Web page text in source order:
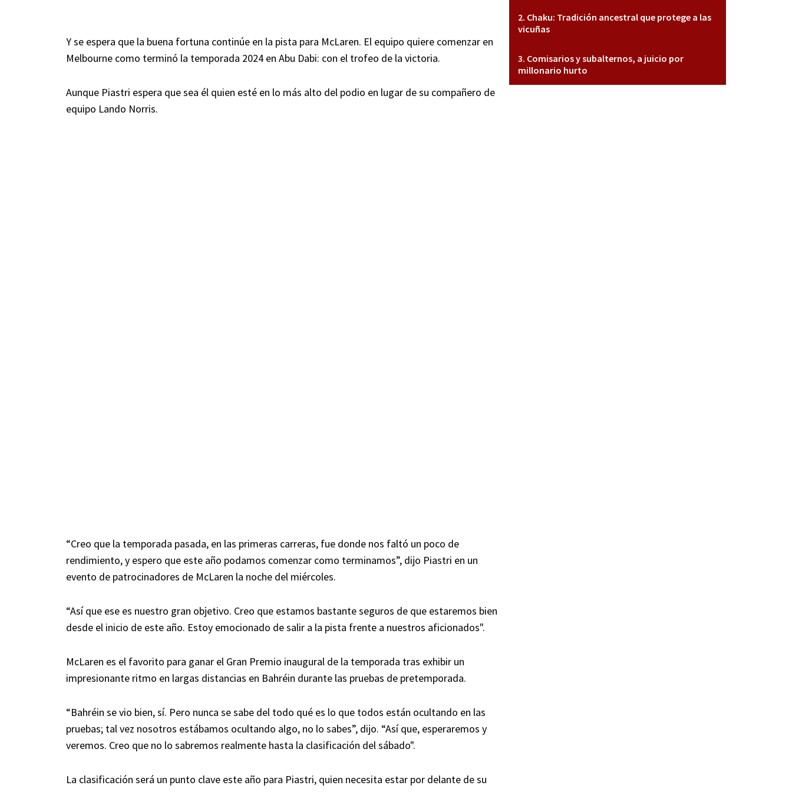
Y se espera que la buena fortuna continúe en la pista para McLaren. El equipo quiere comenzar en
Melbourne como terminó la temporada 2024 en Abu Dabi: con el trofeo de la victoria.
Aunque Piastri espera que sea él quien esté en lo más alto del podio en lugar de su compañero de
equipo Lando Norris.
“Creo que la temporada pasada, en las primeras carreras, fue donde nos faltó un poco de
rendimiento, y espero que este año podamos comenzar como terminamos”, dijo Piastri en un
evento de patrocinadores de McLaren la noche del miércoles.
“Así que ese es nuestro gran objetivo. Creo que estamos bastante seguros de que estaremos bien
desde el inicio de este año. Estoy emocionado de salir a la pista frente a nuestros aficionados".
McLaren es el favorito para ganar el Gran Premio inaugural de la temporada tras exhibir un
impresionante ritmo en largas distancias en Bahréin durante las pruebas de pretemporada.
“Bahréin se vio bien, sí. Pero nunca se sabe del todo qué es lo que todos están ocultando en las
pruebas; tal vez nosotros estábamos ocultando algo, no lo sabes”, dijo. “Así que, esperaremos y
veremos. Creo que no lo sabremos realmente hasta la clasificación del sábado".
La clasificación será un punto clave este año para Piastri, quien necesita estar por delante de su
Chaku: Tradición ancestral que protege a las
vicuñas
Comisarios y subalternos, a juicio por
millonario hurto